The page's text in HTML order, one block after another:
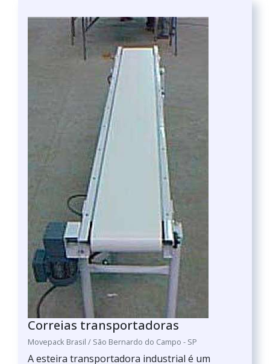
Correias transportadoras
Movepack Brasil / São Bernardo do Campo - SP
A esteira transportadora industrial é um